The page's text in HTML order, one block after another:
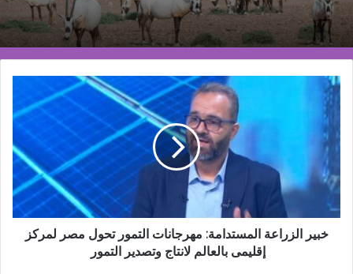
خبير
الزراعة
المستدامة:
مهرجانات
التمور
تحول
مصر
إقليمى
بالعالم
خبير الزراعة المستدامة: مهرجانات التمور تحول مصر لمركز
إقليمى بالعالم لانتاج وتصدير التمور